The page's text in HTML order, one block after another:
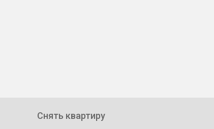
Снять квартиру